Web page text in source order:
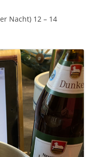
Nacht) 12 – 14